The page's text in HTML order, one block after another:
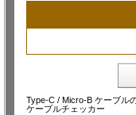
Type-C / Micro-B ケーブル
ケーブルチェッカー